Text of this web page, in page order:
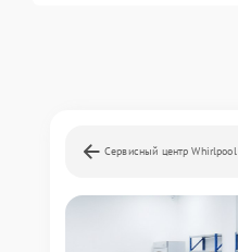
Сервисный центр Whirlpool